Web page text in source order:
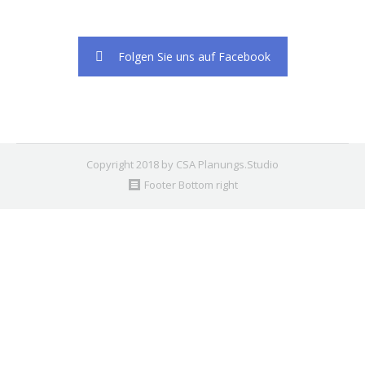
Folgen Sie uns auf Facebook
Copyright 2018 by CSA Planungs.Studio
Footer Bottom right